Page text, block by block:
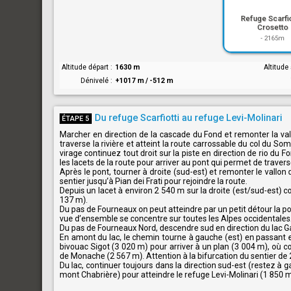
Refuge
Crosetto
- 2165m
Altitude départ 1630 m Altitude
Dénivelé
+1017 m / -512 m
ÉTAPE 5 Du refuge Scarfiotti au refuge Levi-Molinari
Marcher en direction de la cascade du Fond et remonter la
traverse la rivière et atteint la route carrossable du col du
virage continuez tout droit sur la piste en direction de rio du
les lacets de la route pour arriver au pont qui permet de
Après le pont, tourner à droite (sud-est) et remonter le vallon
sentier jusqu’à Pian dei Frati pour rejoindre la route.
Depuis un lacet à environ 2 540 m sur la droite (est/sud-est)
137 m).
Du pas de Fourneaux on peut atteindre par un petit détour la
vue d’ensemble se concentre sur toutes les Alpes
Du pas de Fourneaux Nord, descendre sud en direction du lac
En amont du lac, le chemin tourne à gauche (est) en passant
bivouac Sigot (3 020 m) pour arriver à un plan (3 004 m), où
de Monache (2 567 m). Attention à la bifurcation du sentier de
Du lac, continuer toujours dans la direction sud-est (restez à
mont Chabrière) pour atteindre le refuge Levi-Molinari (1 850